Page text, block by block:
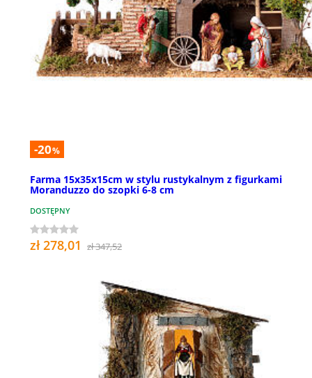
-20%
Farma 15x35x15cm w stylu rustykalnym z figurkami
Moranduzzo do szopki 6-8 cm
DOSTĘPNY
zł 278,01 zł 347,52